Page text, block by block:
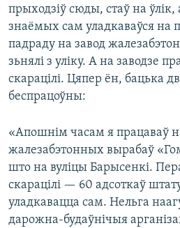
прыходзіў сюды, стаў на ўлік,
знаёмых сам уладкаваўся на
падраду на завод
зьнялі з уліку. А на заводзе
скарацілі. Цяпер ён, бацька
беспрацоўны:
«Апошнім часам я працаваў
жалезабэтонных вырабаў
што на вуліцы Барысенкі.
скарацілі — 60 адсоткаў
уладкавацца сам. Нельга
дарожна-будаўнічыя